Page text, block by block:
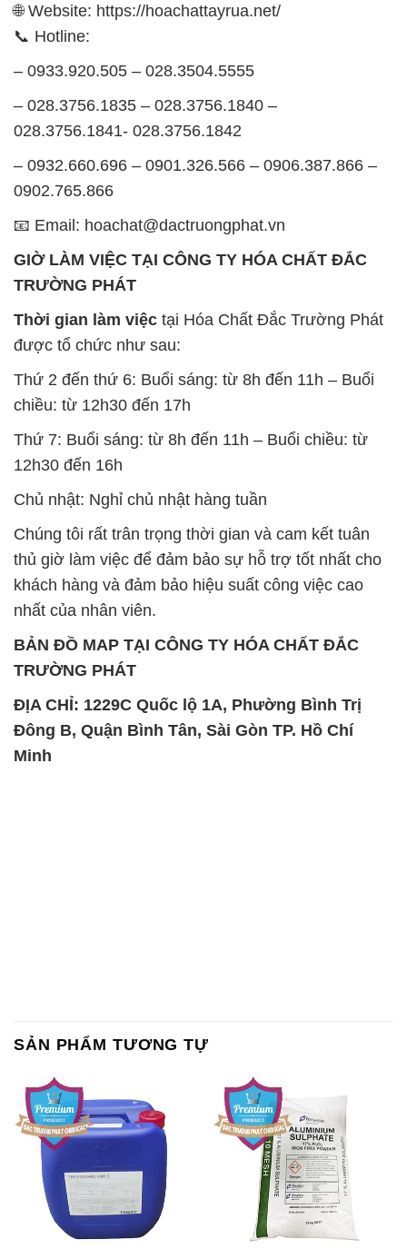
🌐 Website: https://hoachattayrua.net/
📞 Hotline:
– 0933.920.505 – 028.3504.5555
– 028.3756.1835 – 028.3756.1840 –
028.3756.1841- 028.3756.1842
– 0932.660.696 – 0901.326.566 – 0906.387.866 –
0902.765.866
📧 Email: hoachat@dactruongphat.vn
GIỜ LÀM VIỆC TẠI CÔNG TY HÓA CHẤT ĐẮC
TRƯỜNG PHÁT
Thời gian làm việc tại Hóa Chất Đắc Trường Phát
được tổ chức như sau:
Thứ 2 đến thứ 6: Buổi sáng: từ 8h đến 11h – Buổi
chiều: từ 12h30 đến 17h
Thứ 7: Buổi sáng: từ 8h đến 11h – Buổi chiều: từ
12h30 đến 16h
Chủ nhật: Nghỉ chủ nhật hàng tuần
Chúng tôi rất trân trọng thời gian và cam kết tuân
thủ giờ làm việc để đảm bảo sự hỗ trợ tốt nhất cho
khách hàng và đảm bảo hiệu suất công việc cao
nhất của nhân viên.
BẢN ĐỒ MAP TẠI CÔNG TY HÓA CHẤT ĐẮC
TRƯỜNG PHÁT
ĐỊA CHỈ: 1229C Quốc lộ 1A, Phường Bình Trị
Đông B, Quận Bình Tân, Sài Gòn TP. Hồ Chí
Minh
SẢN PHẨM TƯƠNG TỰ